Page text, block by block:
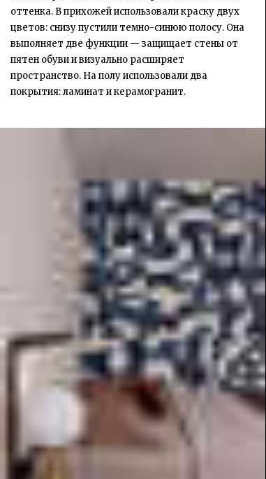
оттенка. В прихожей использовали краску двух
цветов: снизу пустили темно-синюю полосу. Она
выполняет две функции — защищает стены от
пятен обуви и визуально расширяет
пространство. На полу использовали два
покрытия: ламинат и керамогранит.